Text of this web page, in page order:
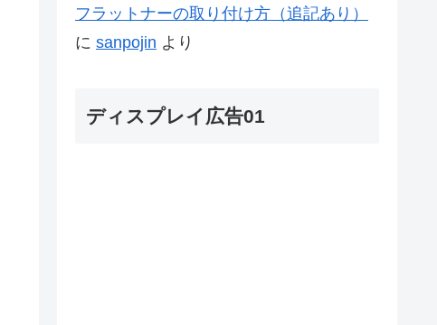
フラットナーの取り付け方（追記あり）
に sanpojin より
ディスプレイ広告01